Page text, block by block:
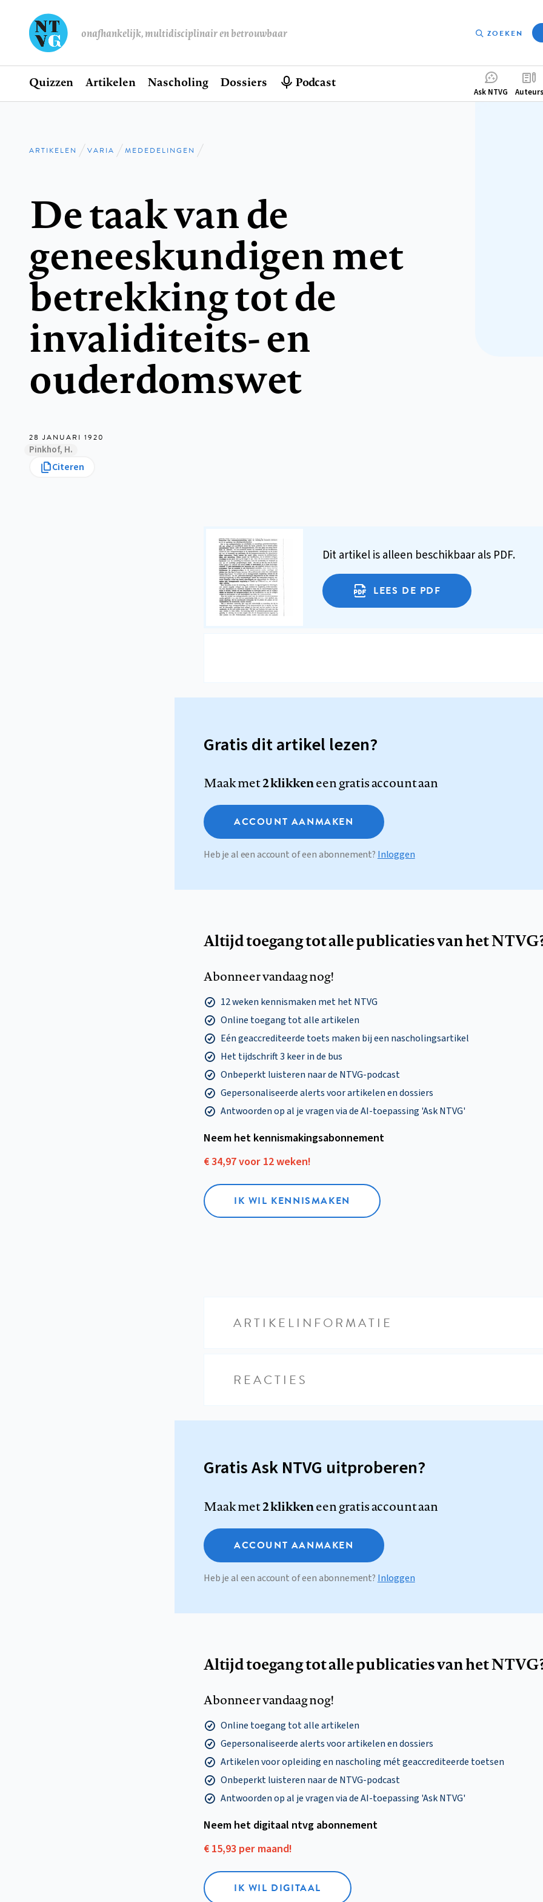
onafhankelijk, multidisciplinair en betrouwbaar ZOEKEN
Hoofdnavigatie
Home
Quizzen Artikelen Nascholing Dossiers Podcast
Ask NTVG Auteurs
Kruimelpad
ARTIKELEN VARIA MEDEDELINGEN
De taak van de
geneeskundigen met
betrekking tot de
invaliditeits- en
ouderdomswet
28 JANUARI 1920
Pinkhof, H.
Citeren
Dit artikel is alleen beschikbaar als PDF.
LEES DE PDF
Gratis dit artikel lezen?
Maak met2 klikkeneen gratis account aan
ACCOUNT AANMAKEN
Heb je al een account of een abonnement? Inloggen
Altijd toegang tot alle publicaties van het
Abonneer vandaag nog!
12 weken kennismaken met het NTVG
Online toegang tot alle artikelen
Eén geaccrediteerde toets maken bij een nascholingsartikel
Het tijdschrift 3 keer in de bus
Onbeperkt luisteren naar de NTVG-podcast
Gepersonaliseerde alerts voor artikelen en dossiers
Antwoorden op al je vragen via de AI-toepassing 'Ask NTVG'
Neem het kennismakings­abonnement
€ 34,97 voor 12 weken!
IK WIL KENNISMAKEN
ARTIKELINFORMATIE
REACTIES
Gratis Ask NTVG uitproberen?
Maak met2 klikkeneen gratis account aan
ACCOUNT AANMAKEN
Heb je al een account of een abonnement? Inloggen
Altijd toegang tot alle publicaties van het
Abonneer vandaag nog!
Online toegang tot alle artikelen
Gepersonaliseerde alerts voor artikelen en dossiers
Artikelen voor opleiding en nascholing mét geaccrediteerde toetsen
Onbeperkt luisteren naar de NTVG-podcast
Antwoorden op al je vragen via de AI-toepassing 'Ask NTVG'
Neem het digitaal ntvg abonnement
€ 15,93 per maand!
IK WIL DIGITAAL